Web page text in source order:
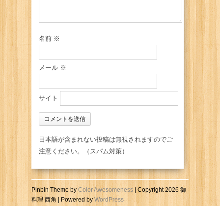
名前 ※
メール ※
サイト
日本語が含まれない投稿は無視されますのでご
注意ください。（スパム対策）
Pinbin Theme byColor Awesomeness| Copyright 2026 御
料理 西角 | Powered by WordPress